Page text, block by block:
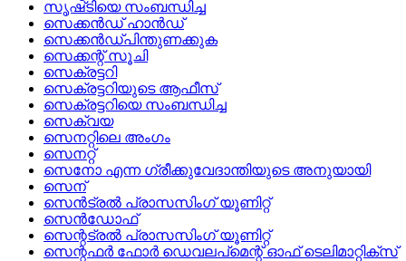
സൃഷ്‌ടിയെ സംബന്ധിച്ച
സെക്കന്‍ഡ് ഹാന്‍ഡ്
സെക്കന്‍ഡ്പിന്തുണക്കുക
സെക്കന്റ്‌ സൂചി
സെക്രട്ടറി
സെക്രട്ടറിയുടെ ആഫീസ്
സെക്രട്ടറിയെ സംബന്ധിച്ച
സെക്വയ
സെനറ്റിലെ അംഗം
സെനറ്റ്
സെനോ എന്ന ഗ്രീക്കുവേദാന്തിയുടെ അനുയായി
സെന്
സെന്‍ട്രല്‍ പ്രാസസിംഗ്‌ യൂണിറ്റ്
സെന്‍ഡോഫ്
സെന്റട്രല്‍ പ്രാസസിംഗ്‌ യൂണിറ്റ്
സെന്റഫര്‍ ഫോര്‍ ഡെവലപ്‌മെന്റ്‌ ഓഫ്‌ ടെലിമാറ്റിക്‌സ്